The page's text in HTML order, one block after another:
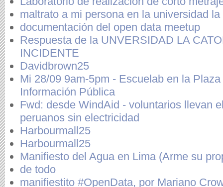
maltrato a mi persona en la universidad
documentación del open data meetup
Respuesta de la UNVERSIDAD LA
INCIDENTE
Davidbrown25
Mi 28/09 9am-5pm - Escuelab en la
Información Pública
Fwd: desde WindAid - voluntarios llevan
peruanos sin electricidad
Harbourmall25
Harbourmall25
Manifiesto del Agua en Lima (Arme su
de todo
manifiestito #OpenData, por Mariano